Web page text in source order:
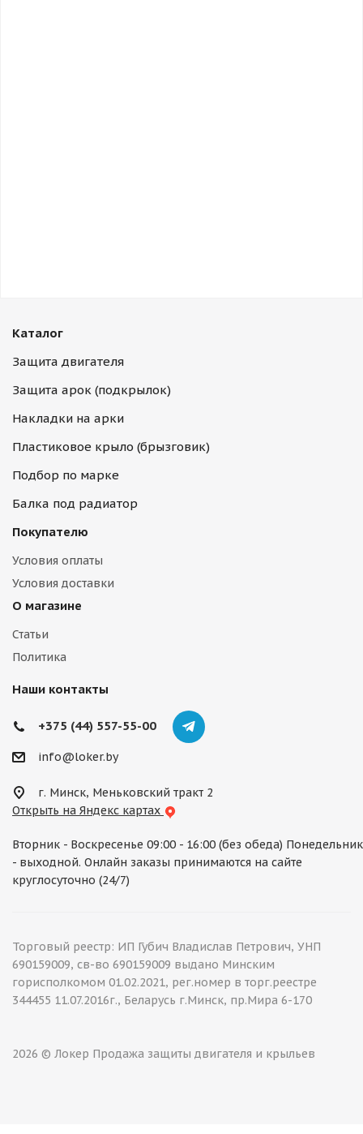
Каталог
Защита двигателя
Защита арок (подкрылок)
Накладки на арки
Пластиковое крыло (брызговик)
Подбор по марке
Балка под радиатор
Покупателю
Условия оплаты
Условия доставки
О магазине
Статьи
Политика
Наши контакты
+375 (44) 557-55-00
info@loker.by
г. Минск, Меньковский тракт 2
Открыть на Яндекс картах
Вторник - Воскресенье 09:00 - 16:00 (без обеда) Понедельник
- выходной. Онлайн заказы принимаются на сайте
круглосуточно (24/7)
Торговый реестр: ИП Губич Владислав Петрович, УНП
690159009, св-во 690159009 выдано Минским
горисполкомом 01.02.2021, рег.номер в торг.реестре
344455 11.07.2016г., Беларусь г.Минск, пр.Мира 6-170
2026 © Локер Продажа защиты двигателя и крыльев